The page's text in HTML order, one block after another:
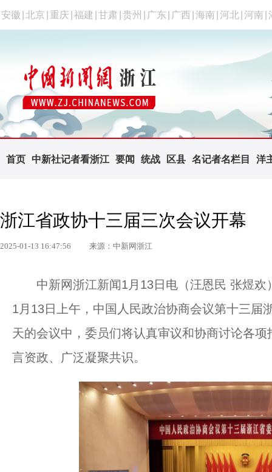
安徽 北京 重庆 福建 甘肃 贵州 广东 广西 海南 河北 河南
首页 中新社记者看浙江 要闻 统战 区县 名记者名栏目 洋
浙江省政协十三届三次会议开幕
2025-01-13 16:47:56 来源：中新网浙江
中新网浙江新闻1月13日电（汪恩民 张煜欢
1月13日上午，中国人民政治协商会议第十三届
天的会议中，委员们将认真审议和协商讨论各
言资政、广泛凝聚共识。